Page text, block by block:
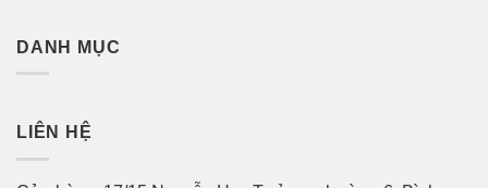
DANH MỤC
LIÊN HỆ